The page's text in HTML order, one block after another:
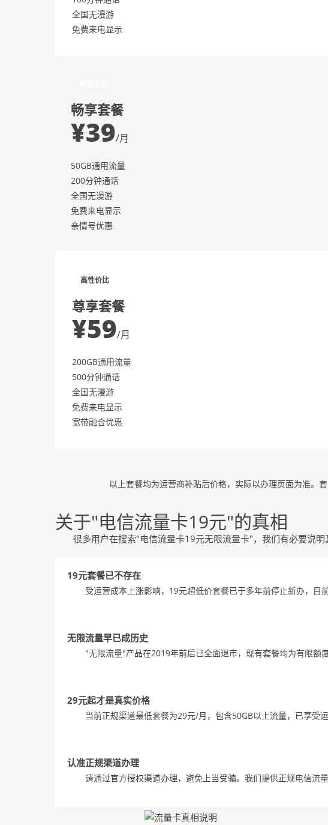
全国无漫游
免费来电显示
畅享套餐
¥39/月
50GB通用流量
200分钟通话
全国无漫游
免费来电显示
亲情号优惠
高性价比
尊享套餐
¥59/月
200GB通用流量
500分钟通话
全国无漫游
免费来电显示
宽带融合优惠
以上套餐均为运营商补贴后价格，实际以办理页面为准。
关于"电信流量卡19元"的真相
很多用户在搜索"电信流量卡19元无限流量卡"，我们有必要说明
19元套餐已不存在
受运营成本上涨影响，19元超低价套餐已于多年前停止新办，目
无限流量早已成历史
"无限流量"产品在2019年前后已全面退市，现有套餐均为有限额
29元起才是真实价格
当前正规渠道最低套餐为29元/月，包含50GB以上流量，已享受
认准正规渠道办理
请通过官方授权渠道办理，避免上当受骗。我们提供正规电信流